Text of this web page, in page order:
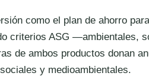
como el plan de ahorro
criterios ASG —ambientales,
de ambos productos donan
y medioambientales.